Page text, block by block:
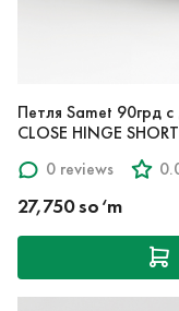
Петля Samet 90грд
CLOSE HINGE
0 reviews
27,750 so‘m